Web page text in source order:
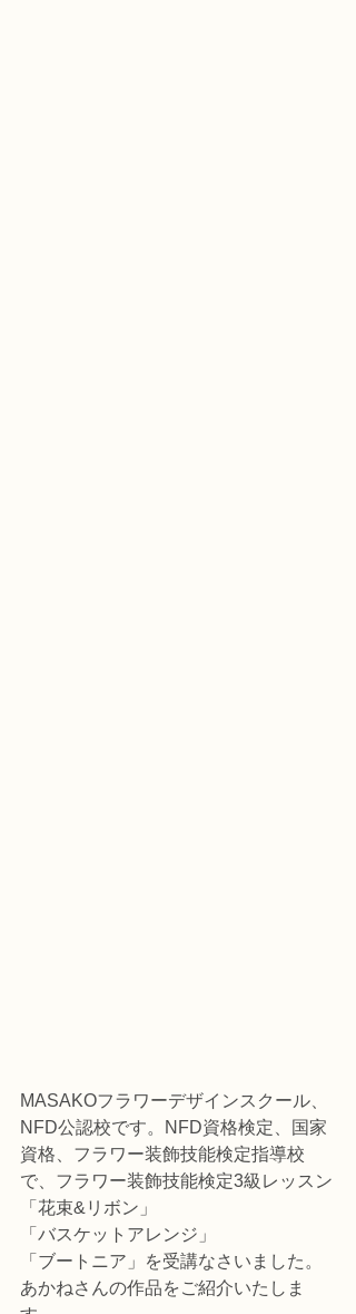
MASAKOフラワーデザインスクール、
NFD公認校です。NFD資格検定、国家
資格、フラワー装飾技能検定指導校
で、フラワー装飾技能検定3級レッスン
「花束&リボン」
「バスケットアレンジ」
「ブートニア」を受講なさいました。
あかねさんの作品をご紹介いたしま